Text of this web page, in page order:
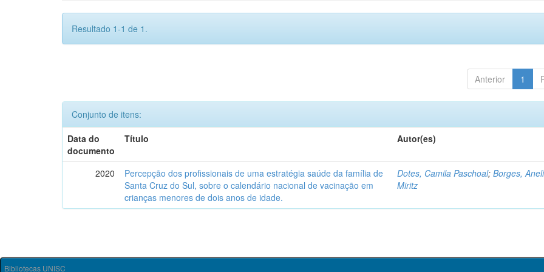
Resultado 1-1 de 1.
Anterior 1
Conjunto de itens:
Data do
documento
Título Autor(es)
2020
Percepção dos profissionais de uma estratégia saúde da família de
Santa Cruz do Sul, sobre o calendário nacional de vacinação em
crianças menores de dois anos de idade.
Dotes, Camila Paschoal;Borges,
Miritz
Bibliotecas UNISC